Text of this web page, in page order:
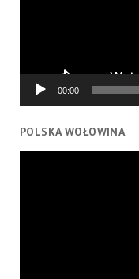
00:00
POLSKA WOŁOWINA